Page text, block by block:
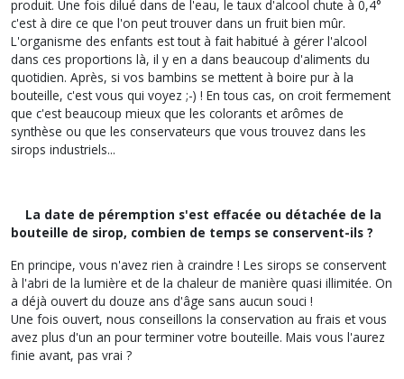
produit. Une fois dilué dans de l'eau, le taux d'alcool chute à 0,4°
c'est à dire ce que l'on peut trouver dans un fruit bien mûr.
L'organisme des enfants est tout à fait habitué à gérer l'alcool
dans ces proportions là, il y en a dans beaucoup d'aliments du
quotidien. Après, si vos bambins se mettent à boire pur à la
bouteille, c'est vous qui voyez ;-) ! En tous cas, on croit fermement
que c'est beaucoup mieux que les colorants et arômes de
synthèse ou que les conservateurs que vous trouvez dans les
sirops industriels...
La date de péremption s'est effacée ou détachée de la
bouteille de sirop, combien de temps se conservent-ils ?
En principe, vous n'avez rien à craindre ! Les sirops se conservent
à l'abri de la lumière et de la chaleur de manière quasi illimitée. On
a déjà ouvert du douze ans d'âge sans aucun souci !
Une fois ouvert, nous conseillons la conservation au frais et vous
avez plus d'un an pour terminer votre bouteille. Mais vous l'aurez
finie avant, pas vrai ?